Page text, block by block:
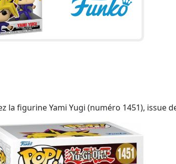
la figurine Yami Yugi (numéro 1451), issue